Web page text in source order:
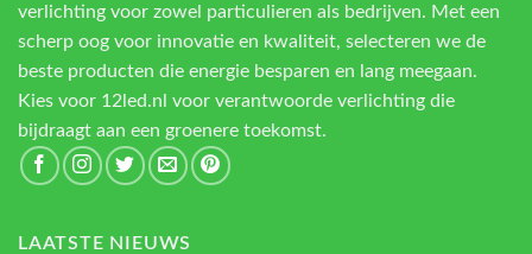
verlichting voor zowel particulieren als bedrijven. Met een
scherp oog voor innovatie en kwaliteit, selecteren we de
beste producten die energie besparen en lang meegaan.
Kies voor 12led.nl voor verantwoorde verlichting die
bijdraagt aan een groenere toekomst.
LAATSTE NIEUWS